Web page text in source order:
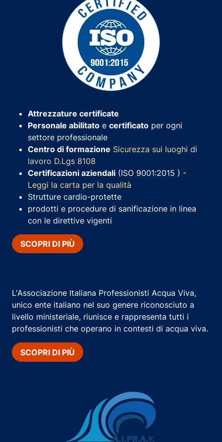
Attrezzature certificate
Personale abilitato e certificato per ogni
settore professionale
Centro di formazione Sicurezza sui luoghi di
lavoro D.Lgs 8108
Certificazioni aziendali (ISO 9001:2015 ) -
Leggi la carta per la qualità
Strutture cardio-protette
prodotti e procedure di sanificazione in linea
con le direttive vigenti
SCOPRI DI PIÙ
L'Associazione Italiana Professionisti Acqua Viva,
unico ente italiano nel suo genere riconosciuto a
livello ministeriale, riunisce e rappresenta tutti i
professionisti che operano in contesti di acqua viva.
SCOPRI DI PIÙ